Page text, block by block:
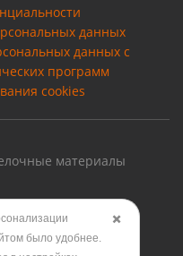
данных
данных с
программ
cookies
материалы
печати
✖️
было удобнее.